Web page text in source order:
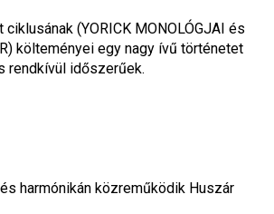
(YORICK MONOLÓGJAI és
költeményei egy nagy ívű történetet
rendkívül időszerűek.
harmónikán közreműködik Huszár